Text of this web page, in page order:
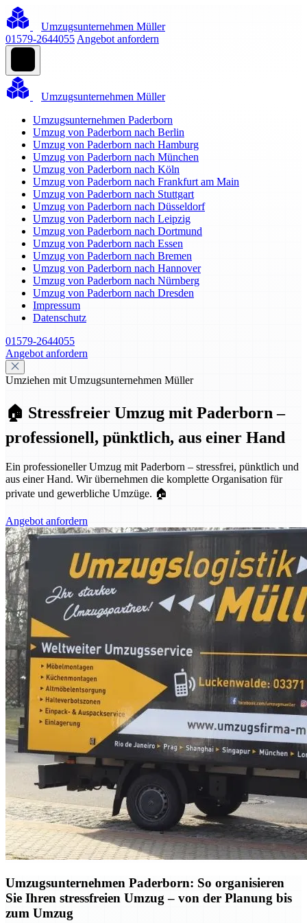
Umzugsunternehmen Müller
01579-2644055 Angebot anfordern
Umzugsunternehmen Müller
Umzugsunternehmen Paderborn
Umzug von Paderborn nach Berlin
Umzug von Paderborn nach Hamburg
Umzug von Paderborn nach München
Umzug von Paderborn nach Köln
Umzug von Paderborn nach Frankfurt am Main
Umzug von Paderborn nach Stuttgart
Umzug von Paderborn nach Düsseldorf
Umzug von Paderborn nach Leipzig
Umzug von Paderborn nach Dortmund
Umzug von Paderborn nach Essen
Umzug von Paderborn nach Bremen
Umzug von Paderborn nach Hannover
Umzug von Paderborn nach Nürnberg
Umzug von Paderborn nach Dresden
Impressum
Datenschutz
01579-2644055
Angebot anfordern
Umziehen mit Umzugsunternehmen Müller
🏠 Stressfreier Umzug mit Paderborn –
professionell, pünktlich, aus einer Hand
Ein professioneller Umzug mit Paderborn – stressfrei, pünktlich und
aus einer Hand. Wir übernehmen die komplette Organisation für
private und gewerbliche Umzüge. 🏠
Angebot anfordern
Umzugsunternehmen Paderborn: So organisieren
Sie Ihren stressfreien Umzug – von der Planung bis
zum Umzug